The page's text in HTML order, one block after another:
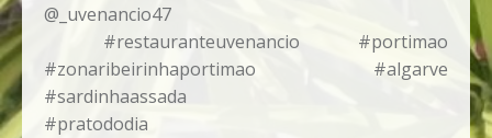
@_uvenancio47
#restauranteuvenancio #portimao
#zonaribeirinhaportimao #algarve
#sardinhaassada
#pratododia